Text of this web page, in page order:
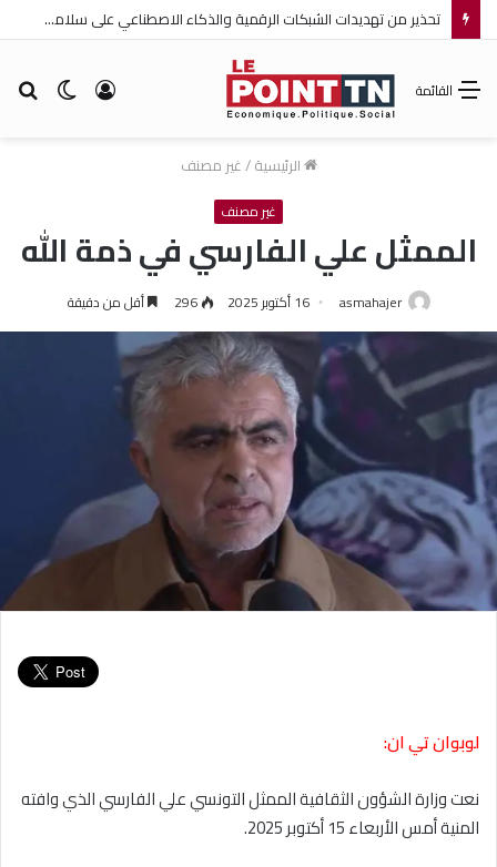
تحذير من تهديدات الشبكات الرقمية والذكاء الاصطناعي على سلامة الأطفال
الوضع تسجيل
القائمة
الرئيسية/غير مصنف
غير مصنف
الممثل علي الفارسي في ذمة الله
asmahajer 16 أكتوبر 2025 296 أقل من دقيقة
لوبوان تي ان:
نعت وزارة الشؤون الثقافية الممثل التونسي علي الفارسي الذي وافته
المنية أمس الأربعاء 15 أكتوبر 2025.